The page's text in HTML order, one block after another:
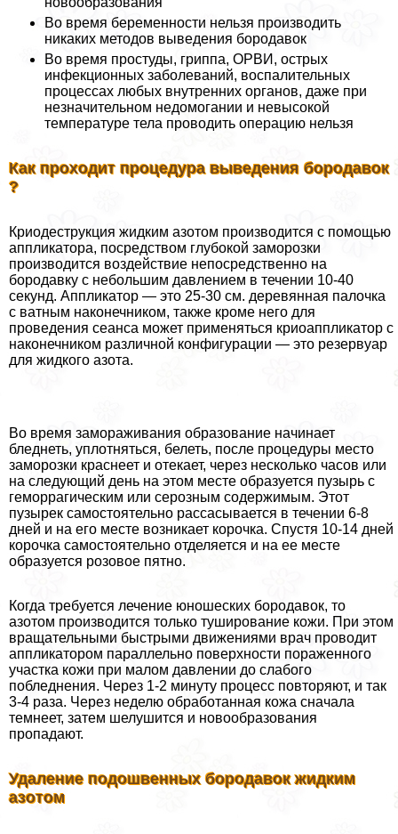
Во время беременности нельзя производить
никаких методов выведения бородавок
Во время простуды, гриппа, ОРВИ, острых
инфекционных заболеваний, воспалительных
процессах любых внутренних органов, даже при
незначительном недомогании и невысокой
температуре тела проводить операцию нельзя
Как проходит процедypa выведения бородавок
?
Криодеструкция жидким азотом производится с помощью
аппликатора, посредством глубокой заморозки
производится воздействие непосредственно на
бородавку с небольшим давлением в течении 10-40
секунд. Аппликатор — это 25-30 см. деревянная палочка
с ватным наконечником, также кроме него для
проведения сеанса может применяться криоаппликатор с
наконечником различной конфигурации — это резервуар
для жидкого азота.
Во время замораживания образование начинает
бледнеть, уплотняться, белеть, после процедуры место
заморозки краснеет и отекает, через несколько часов или
на следующий день на этом месте образуется пузырь с
геморрагическим или серозным содержимым. Этот
пузырек самостоятельно рассасывается в течении 6-8
дней и на его месте возникает корочка. Спустя 10-14 дней
корочка самостоятельно отделяется и на ее месте
образуется розовое пятно.
Когда требуется лечение юношеских бородавок, то
азотом производится только туширование кожи. При этом
вращательными быстрыми движениями врач проводит
аппликатором параллельно поверхности пораженного
участка кожи при малом давлении до слабого
побледнения. Через 1-2 минуту процесс повторяют, и так
3-4 раза. Через неделю обработанная кожа сначала
темнеет, затем шелушится и новообразования
пропадают.
Удаление подошвенных бородавок жидким
азотом